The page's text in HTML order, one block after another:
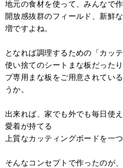
地元の食材を使って、みんなで作
開放感抜群のフィールド、新鮮
増ですよね。
となれば調理するための「カッ
使い捨てのシートまな板だった
プ専用まな板をご用意されてい
うか。
出来れば、家でも外でも毎日使
愛着が持てる
上質なカッティングボードを一
そんなコンセプトで作ったのが